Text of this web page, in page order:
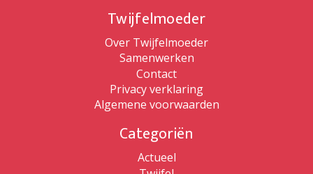
Twijfelmoeder
Over Twijfelmoeder
Samenwerken
Contact
Privacy verklaring
Algemene voorwaarden
Categoriën
Actueel